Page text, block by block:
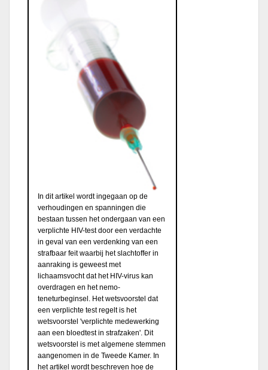
In dit artikel wordt ingegaan op de
verhoudingen en spanningen die
bestaan tussen het ondergaan van een
verplichte HIV-test door een verdachte
in geval van een verdenking van een
strafbaar feit waarbij het slachtoffer in
aanraking is geweest met
lichaamsvocht dat het HIV-virus kan
overdragen en het nemo-
teneturbeginsel. Het wetsvoorstel dat
een verplichte test regelt is het
wetsvoorstel 'verplichte medewerking
aan een bloedtest in strafzaken'. Dit
wetsvoorstel is met algemene stemmen
aangenomen in de Tweede Kamer. In
het artikel wordt beschreven hoe de